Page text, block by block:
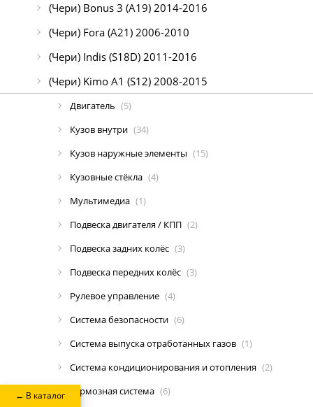
← В каталог
(Чери) Bonus 3 (A19) 2014-2016
(Чери) Fora (А21) 2006-2010
(Чери) Indis (S18D) 2011-2016
(Чери) Kimo А1 (S12) 2008-2015
Двигатель (5)
Кузов внутри (34)
Кузов наружные элементы (15)
Кузовные стёкла (4)
Мультимедиа (1)
Подвеска двигателя / КПП (2)
Подвеска задних колёс (3)
Подвеска передних колёс (3)
Рулевое управление (4)
Система безопасности (6)
Система выпуска отработанных газов (1)
Система кондиционирования и отопления (2)
Тормозная система (6)